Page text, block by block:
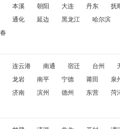
本溪 朝阳 大连 丹东
抚
通化 延边 黑龙江
哈尔滨
连云港 南通 宿迁 台州
龙岩 南平 宁德 莆田
泉
济南 滨州 德州 东营
菏